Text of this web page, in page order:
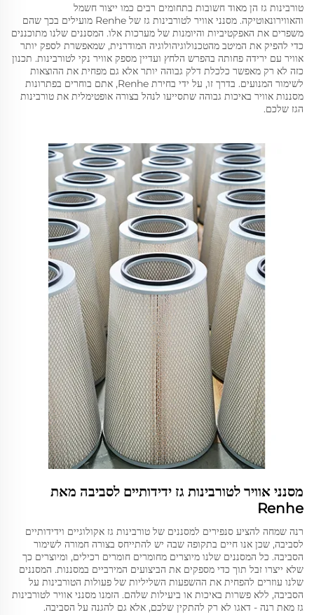
טורבינות גז הן מאוד חשובות בתחומים רבים כמו ייצור חשמל
והאווירונאוטיקה. מסנני אוויר לטורבינות גז של Renhe מועילים בכך שהם
משפרים את האפקטיביות והיומנות של מערכות אלו. המסננים שלנו מתוכננים
כדי להפיק את המיטב מהטכנולוגיהולוגיה המודרנית, שמאפשרת לספק יותר
אוויר עם ירידה פחותה בהפרש הלחץ ועדיין מספק אוויר נקי לטורבינות. תכנון
כזה לא רק מאפשר כלכלת דלק גבוהה יותר אלא גם מפחית את ההוצאות
לשימור המנועים. בדרך זו, על ידי בחירת Renhe, אתם בוחרים בפתרונות
מסננות אוויר באיכות גבוהה שתסייעו לנהל בצורה אופטימלית את טורבינות
הגז שלכם.
מסנני אוויר לטורבינות גז ידידותיים לסביבה מאת
Renhe
רנה שמחה להציע סנפירים למסננים של טורבינות גז אקולוגיים וידידותיים
לסביבה, שכן אנו חיים בתקופה שבה יש להתייחס בצורה חמורה לשימור
הסביבה. כל המסננים שלנו מיוצרים מחומרים חומרים רכילים, ומיוצרים כך
שלא ייצרו זבל תוך כדי מספקים את הביצועים המירביים במסננות. המסננים
שלנו עוזרים להפחית את ההשפעות השליליות של פעולות הטורבינות על
הסביבה, ללא פשרות באיכות או ביעילות שלהם. הזמנו מסנני אוויר לטורבינות
גז מאת רנה - דאגו לא רק להתקין שלכם, אלא גם להגנה על הסביבה.